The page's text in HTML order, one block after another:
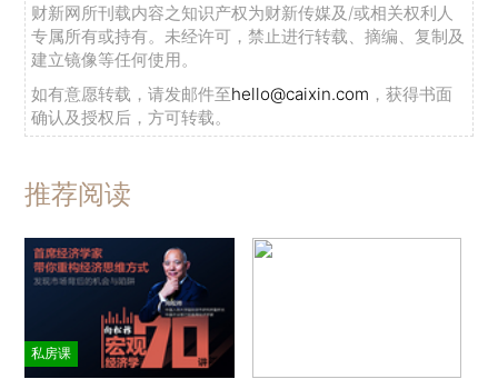
财新网所刊载内容之知识产权为财新传媒及/或相关权利人
专属所有或持有。未经许可，禁止进行转载、摘编、复制及
建立镜像等任何使用。
如有意愿转载，请发邮件至hello@caixin.com ，获得书面
确认及授权后，方可转载。
推荐阅读
私房课